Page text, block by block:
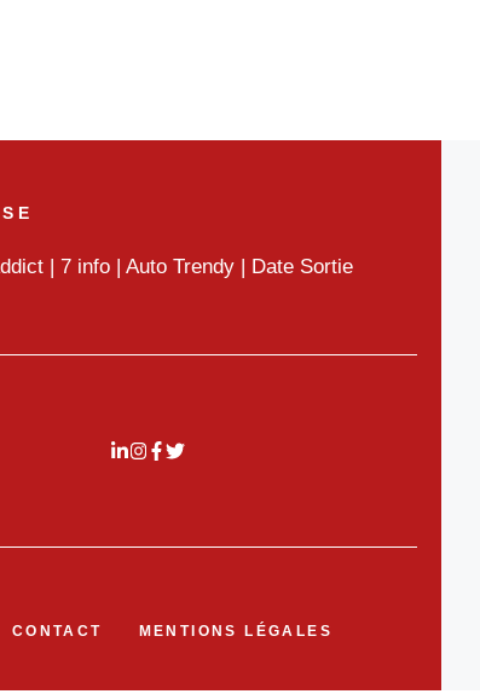
| 7 info | Auto Trendy | Date Sortie
CONTACT MENTIONS LÉGALES